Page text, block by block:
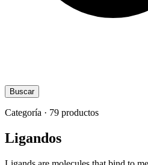
Buscar
Categoría · 79 productos
Ligandos